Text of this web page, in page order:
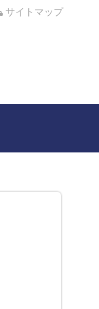
サイトマップ